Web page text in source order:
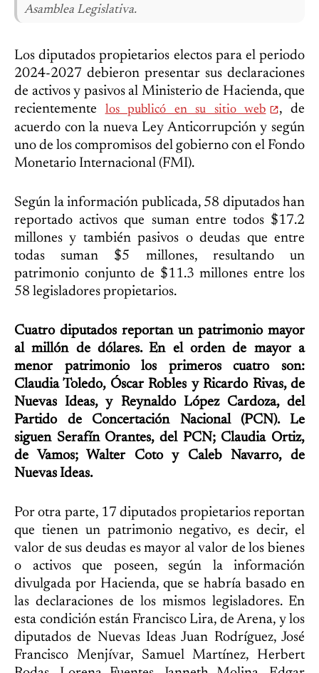
Asamblea Legislativa.
Los diputados propietarios electos para el periodo
2024-2027 debieron presentar sus declaraciones
de activos y pasivos al Ministerio de Hacienda, que
recientemente los publicó en su sitio web
, de
acuerdo con la nueva Ley Anticorrupción y según
uno de los compromisos del gobierno con el Fondo
Monetario Internacional (FMI).
Según la información publicada, 58 diputados han
reportado activos que suman entre todos $17.2
millones y también pasivos o deudas que entre
todas suman $5 millones, resultando un
patrimonio conjunto de $11.3 millones entre los
58 legisladores propietarios.
Cuatro diputados reportan un patrimonio mayor
al millón de dólares. En el orden de mayor a
menor patrimonio los primeros cuatro son:
Claudia Toledo, Óscar Robles y Ricardo Rivas, de
Nuevas Ideas, y Reynaldo López Cardoza, del
Partido de Concertación Nacional (PCN). Le
siguen Serafín Orantes, del PCN; Claudia Ortiz,
de Vamos; Walter Coto y Caleb Navarro, de
Nuevas Ideas.
Por otra parte, 17 diputados propietarios reportan
que tienen un patrimonio negativo, es decir, el
valor de sus deudas es mayor al valor de los bienes
o activos que poseen, según la información
divulgada por Hacienda, que se habría basado en
las declaraciones de los mismos legisladores. En
esta condición están Francisco Lira, de Arena, y los
diputados de Nuevas Ideas Juan Rodríguez, José
Francisco Menjívar, Samuel Martínez, Herbert